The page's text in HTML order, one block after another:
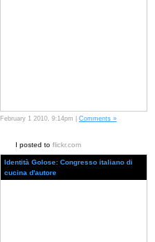
February 1 2010, 9:14pm | Comments »
I posted to flickr.com
Identità Golose: Congresso italiano di
cucina d'autore